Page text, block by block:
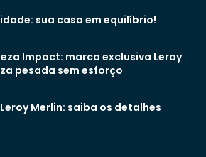
sua casa em equilíbrio!
Impact: marca exclusiva Leroy
pesada sem esforço
Merlin: saiba os detalhes